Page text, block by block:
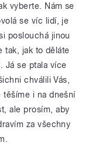
vyberte. Nám se
se víc lidí, je
poslouchá jinou
tak, jak to děláte
Já se ptala více
chválili Vás,
těšíme i na dnešní
ale prosím, aby
za všechny